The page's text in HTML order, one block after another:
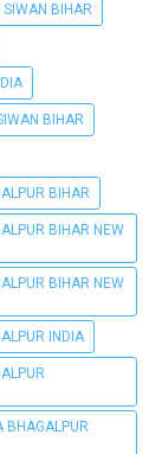
SIWAN BIHAR
BIHAR
BIHAR
BIHAR NEW
BIHAR NEW
INDIA
BHAGALPUR